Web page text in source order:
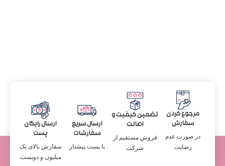
مرجوع کردن
سفارش
در صورت عدم
رضایت
تضمین کیفیت و
اصالت
فروش مستقیم از
شرکت
ارسال سریع
سفارشات
با پست پیشتاز
ارسال رایگان
پست
سفارش بالای یک
میلیون و دویست